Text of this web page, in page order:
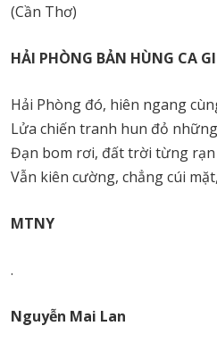
(Cần Thơ)
HẢI PHÒNG BẢN HÙNG CA
Hải Phòng đó, hiên ngang
Lửa chiến tranh hun đỏ
Đạn bom rơi, đất trời từng
Vẫn kiên cường, chẳng cúi
MTNY
.
Nguyễn Mai Lan